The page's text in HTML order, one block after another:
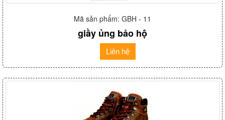
Mã sản phẩm: GBH - 11
giầy ủng bảo hộ
Liên hệ